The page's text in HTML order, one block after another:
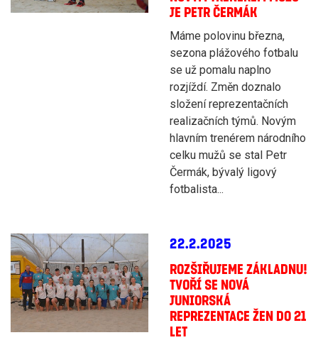
JE PETR ČERMÁK
Máme polovinu března,
sezona plážového fotbalu
se už pomalu naplno
rozjíždí. Změn doznalo
složení reprezentačních
realizačních týmů. Novým
hlavním trenérem národního
celku mužů se stal Petr
Čermák, bývalý ligový
fotbalista...
22.2.2025
ROZŠIŘUJEME ZÁKLADNU!
TVOŘÍ SE NOVÁ
JUNIORSKÁ
REPREZENTACE ŽEN DO 21
LET